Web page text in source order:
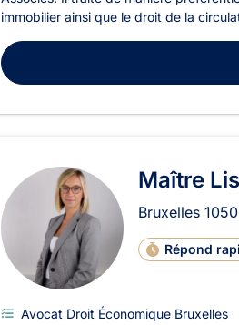
immobilier ainsi que le droit de la
Maître
Bruxelles 1050
Répond
Avocat Droit Économique Bruxelles